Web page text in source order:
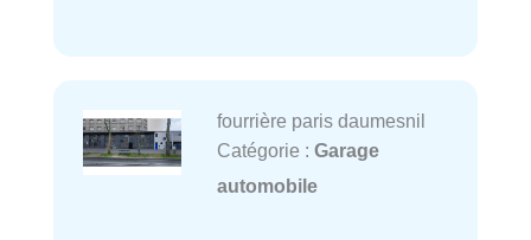
fourrière paris daumesnil
Catégorie : Garage
automobile